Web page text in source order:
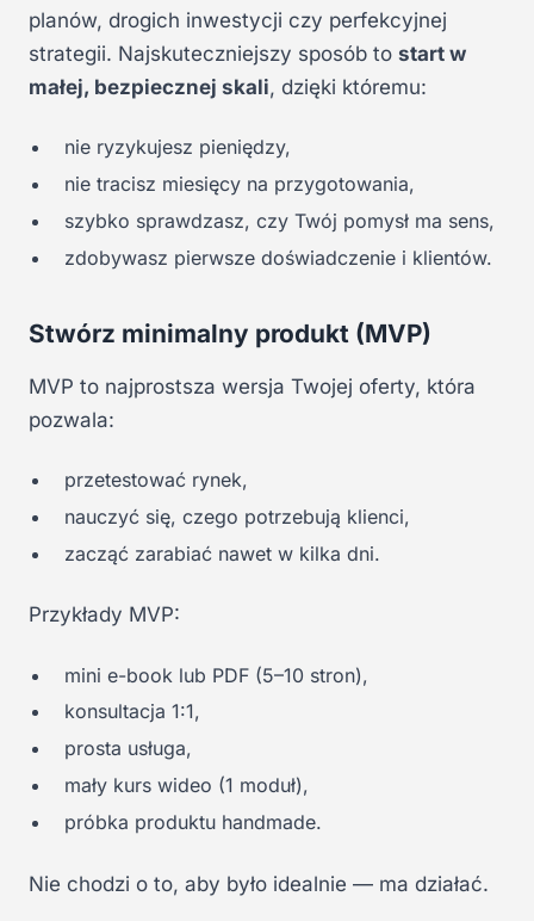
planów, drogich inwestycji czy perfekcyjnej
strategii. Najskuteczniejszy sposób to start w
małej, bezpiecznej skali, dzięki któremu:
nie ryzykujesz pieniędzy,
nie tracisz miesięcy na przygotowania,
szybko sprawdzasz, czy Twój pomysł ma sens,
zdobywasz pierwsze doświadczenie i klientów.
Stwórz minimalny produkt (MVP)
MVP to najprostsza wersja Twojej oferty, która
pozwala:
przetestować rynek,
nauczyć się, czego potrzebują klienci,
zacząć zarabiać nawet w kilka dni.
Przykłady MVP:
mini e-book lub PDF (5–10 stron),
konsultacja 1:1,
prosta usługa,
mały kurs wideo (1 moduł),
próbka produktu handmade.
Nie chodzi o to, aby było idealnie — ma działać.